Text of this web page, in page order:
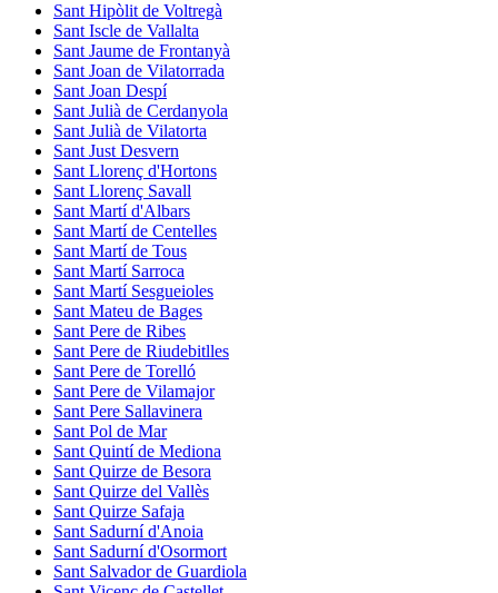
Sant Hipòlit de Voltregà
Sant Iscle de Vallalta
Sant Jaume de Frontanyà
Sant Joan de Vilatorrada
Sant Joan Despí
Sant Julià de Cerdanyola
Sant Julià de Vilatorta
Sant Just Desvern
Sant Llorenç d'Hortons
Sant Llorenç Savall
Sant Martí d'Albars
Sant Martí de Centelles
Sant Martí de Tous
Sant Martí Sarroca
Sant Martí Sesgueioles
Sant Mateu de Bages
Sant Pere de Ribes
Sant Pere de Riudebitlles
Sant Pere de Torelló
Sant Pere de Vilamajor
Sant Pere Sallavinera
Sant Pol de Mar
Sant Quintí de Mediona
Sant Quirze de Besora
Sant Quirze del Vallès
Sant Quirze Safaja
Sant Sadurní d'Anoia
Sant Sadurní d'Osormort
Sant Salvador de Guardiola